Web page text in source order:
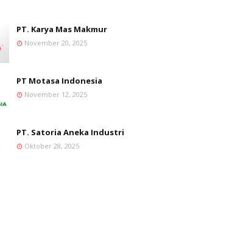
PT. Karya Mas Makmur
November 20, 2025
PT Motasa Indonesia
November 12, 2025
PT. Satoria Aneka Industri
Oktober 28, 2025